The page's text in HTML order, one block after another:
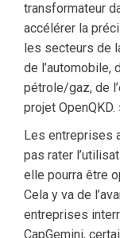
transformateur
accélérer la
les secteurs de
de l’automobile,
pétrole/gaz, de
projet
Les entreprises
pas rater
elle pourra être
Cela y va de
entreprises
CapGemini,